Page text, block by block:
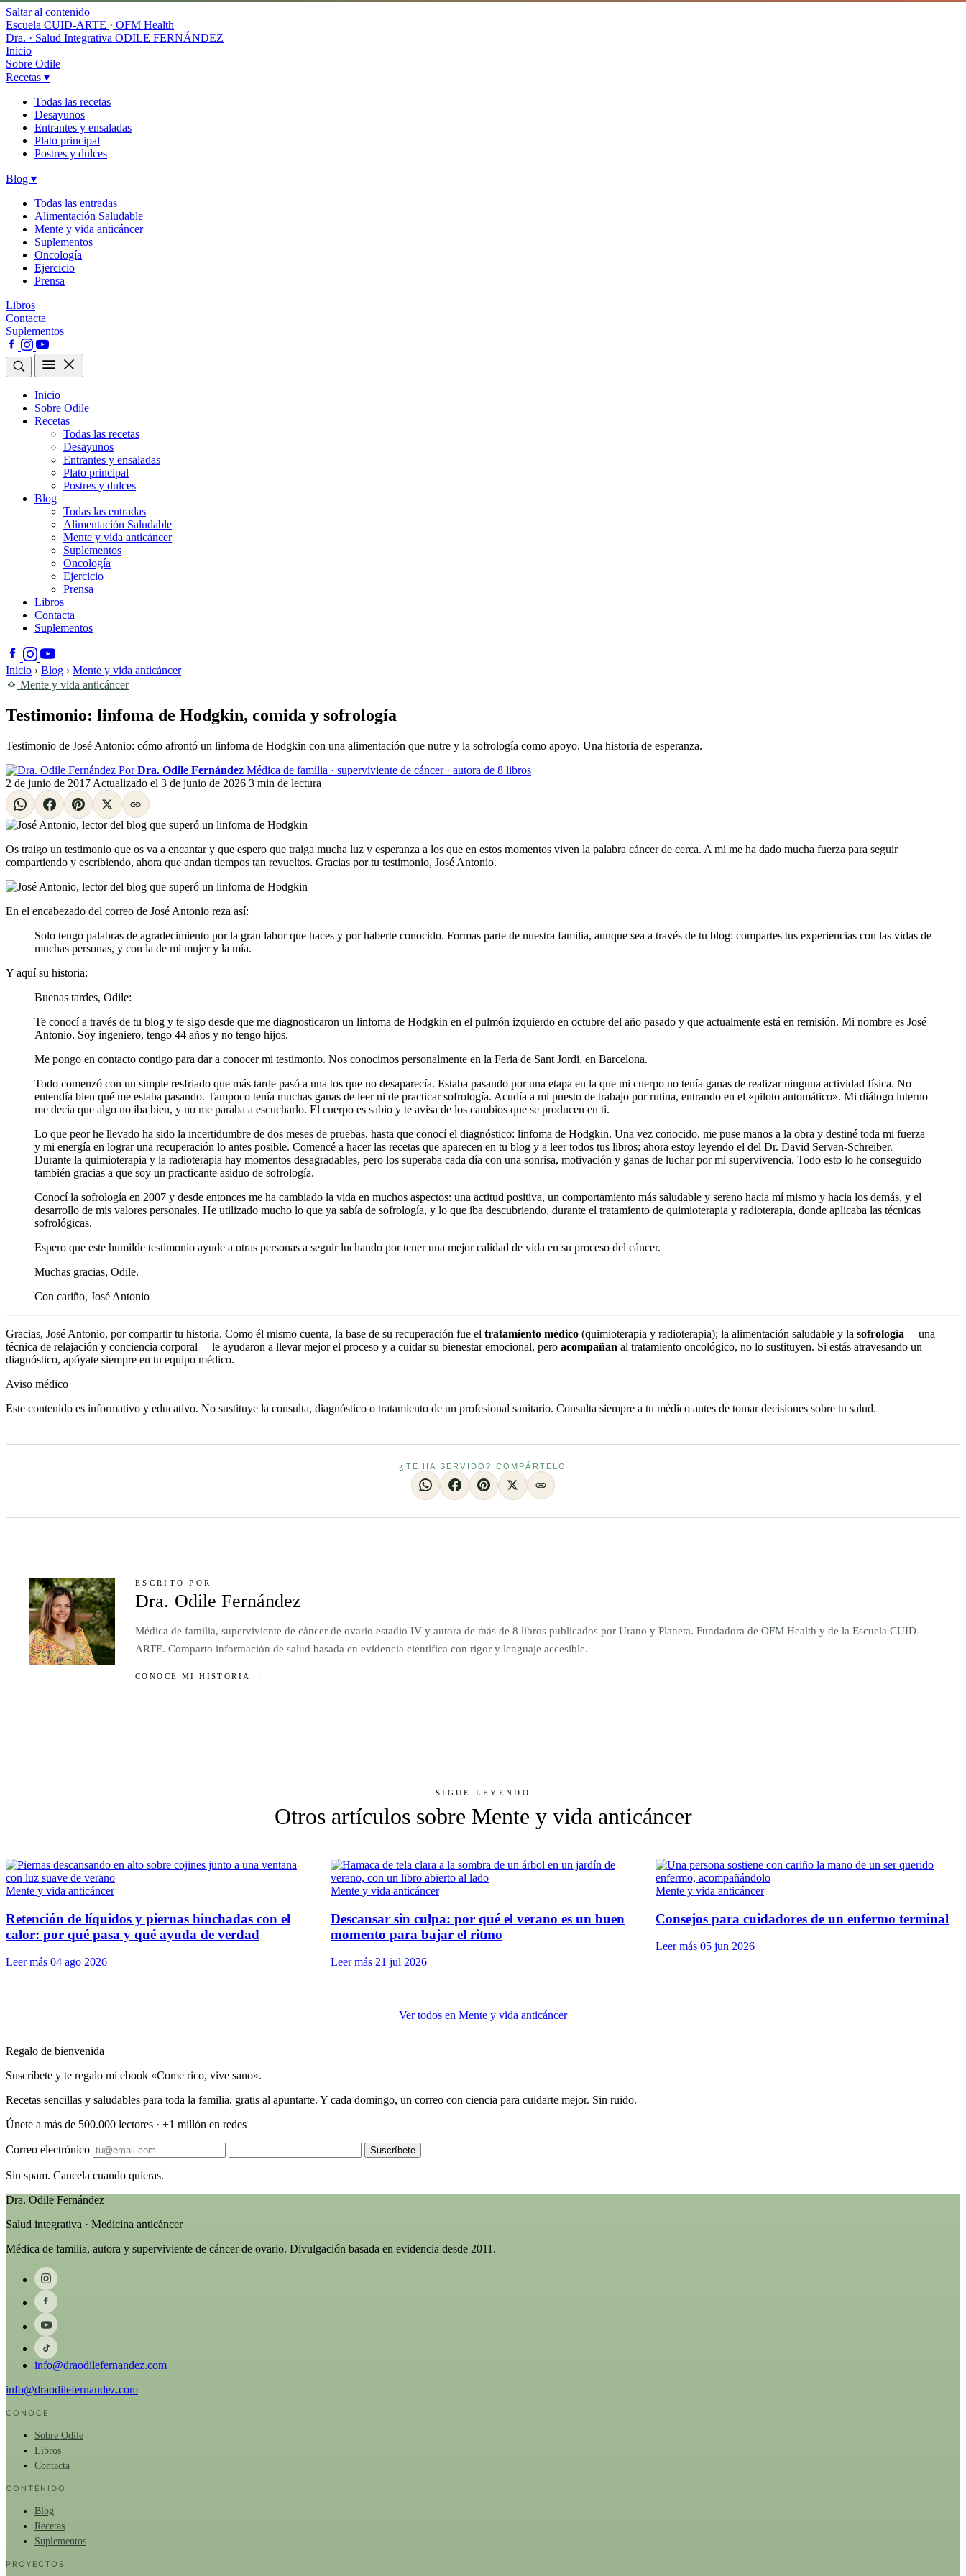
Saltar al contenido
Escuela CUID-ARTE · OFM Health
Dra. · Salud Integrativa ODILE FERNÁNDEZ
Inicio
Sobre Odile
Recetas ▾
Todas las recetas
Desayunos
Entrantes y ensaladas
Plato principal
Postres y dulces
Blog ▾
Todas las entradas
Alimentación Saludable
Mente y vida anticáncer
Suplementos
Oncología
Ejercicio
Prensa
Libros
Contacta
Suplementos
Inicio
Sobre Odile
Recetas
Todas las recetas
Desayunos
Entrantes y ensaladas
Plato principal
Postres y dulces
Blog
Todas las entradas
Alimentación Saludable
Mente y vida anticáncer
Suplementos
Oncología
Ejercicio
Prensa
Libros
Contacta
Suplementos
Inicio › Blog › Mente y vida anticáncer
Mente y vida anticáncer
Testimonio: linfoma de Hodgkin, comida y sofrología
Testimonio de José Antonio: cómo afrontó un linfoma de Hodgkin con una alimentación que nutre y la sofrología como apoyo. Una historia de esperanza.
Por Dra. Odile Fernández Médica de familia · superviviente de cáncer · autora de 8 libros
2 de junio de 2017 Actualizado el 3 de junio de 2026 3 min de lectura
Os traigo un testimonio que os va a encantar y que espero que traiga mucha luz y esperanza a los que en estos momentos viven la palabra cáncer de cerca. A mí me ha dado mucha fuerza para seguir
compartiendo y escribiendo, ahora que andan tiempos tan revueltos. Gracias por tu testimonio, José Antonio.
En el encabezado del correo de José Antonio reza así:
Solo tengo palabras de agradecimiento por la gran labor que haces y por haberte conocido. Formas parte de nuestra familia, aunque sea a través de tu blog: compartes tus experiencias con las vidas de
muchas personas, y con la de mi mujer y la mía.
Y aquí su historia:
Buenas tardes, Odile:
Te conocí a través de tu blog y te sigo desde que me diagnosticaron un linfoma de Hodgkin en el pulmón izquierdo en octubre del año pasado y que actualmente está en remisión. Mi nombre es José
Antonio. Soy ingeniero, tengo 44 años y no tengo hijos.
Me pongo en contacto contigo para dar a conocer mi testimonio. Nos conocimos personalmente en la Feria de Sant Jordi, en Barcelona.
Todo comenzó con un simple resfriado que más tarde pasó a una tos que no desaparecía. Estaba pasando por una etapa en la que mi cuerpo no tenía ganas de realizar ninguna actividad física. No
entendía bien qué me estaba pasando. Tampoco tenía muchas ganas de leer ni de practicar sofrología. Acudía a mi puesto de trabajo por rutina, entrando en el «piloto automático». Mi diálogo interno
me decía que algo no iba bien, y no me paraba a escucharlo. El cuerpo es sabio y te avisa de los cambios que se producen en ti.
Lo que peor he llevado ha sido la incertidumbre de dos meses de pruebas, hasta que conocí el diagnóstico: linfoma de Hodgkin. Una vez conocido, me puse manos a la obra y destiné toda mi fuerza
y mi energía en lograr una recuperación lo antes posible. Comencé a hacer las recetas que aparecen en tu blog y a leer todos tus libros; ahora estoy leyendo el del Dr. David Servan-Schreiber.
Durante la quimioterapia y la radioterapia hay momentos desagradables, pero los superaba cada día con una sonrisa, motivación y ganas de luchar por mi supervivencia. Todo esto lo he conseguido
también gracias a que soy un practicante asiduo de sofrología.
Conocí la sofrología en 2007 y desde entonces me ha cambiado la vida en muchos aspectos: una actitud positiva, un comportamiento más saludable y sereno hacia mí mismo y hacia los demás, y el
desarrollo de mis valores personales. He utilizado mucho lo que ya sabía de sofrología, y lo que iba descubriendo, durante el tratamiento de quimioterapia y radioterapia, donde aplicaba las técnicas
sofrológicas.
Espero que este humilde testimonio ayude a otras personas a seguir luchando por tener una mejor calidad de vida en su proceso del cáncer.
Muchas gracias, Odile.
Con cariño, José Antonio
Gracias, José Antonio, por compartir tu historia. Como él mismo cuenta, la base de su recuperación fue el tratamiento médico (quimioterapia y radioterapia); la alimentación saludable y la sofrología —una
técnica de relajación y conciencia corporal— le ayudaron a llevar mejor el proceso y a cuidar su bienestar emocional, pero acompañan al tratamiento oncológico, no lo sustituyen. Si estás atravesando un
diagnóstico, apóyate siempre en tu equipo médico.
Aviso médico
Este contenido es informativo y educativo. No sustituye la consulta, diagnóstico o tratamiento de un profesional sanitario. Consulta siempre a tu médico antes de tomar decisiones sobre tu salud.
¿TE HA SERVIDO? COMPÁRTELO
ESCRITO POR
Dra. Odile Fernández
Médica de familia, superviviente de cáncer de ovario estadio IV y autora de más de 8 libros publicados por Urano y Planeta. Fundadora de OFM Health y de la Escuela CUID-
ARTE. Comparto información de salud basada en evidencia científica con rigor y lenguaje accesible.
CONOCE MI HISTORIA →
SIGUE LEYENDO
Otros artículos sobre Mente y vida anticáncer
Mente y vida anticáncer
Retención de líquidos y piernas hinchadas con el
calor: por qué pasa y qué ayuda de verdad
Leer más 04 ago 2026
Mente y vida anticáncer
Descansar sin culpa: por qué el verano es un buen
momento para bajar el ritmo
Leer más 21 jul 2026
Mente y vida anticáncer
Consejos para cuidadores de un enfermo terminal
Leer más 05 jun 2026
Ver todos en Mente y vida anticáncer
Regalo de bienvenida
Suscríbete y te regalo mi ebook «Come rico, vive sano».
Recetas sencillas y saludables para toda la familia, gratis al apuntarte. Y cada domingo, un correo con ciencia para cuidarte mejor. Sin ruido.
Únete a más de 500.000 lectores · +1 millón en redes
Correo electrónico Suscríbete
Sin spam. Cancela cuando quieras.
Dra. Odile Fernández
Salud integrativa · Medicina anticáncer
Médica de familia, autora y superviviente de cáncer de ovario. Divulgación basada en evidencia desde 2011.
info@draodilefernandez.com
info@draodilefernandez.com
CONOCE
Sobre Odile
Libros
Contacta
CONTENIDO
Blog
Recetas
Suplementos
PROYECTOS